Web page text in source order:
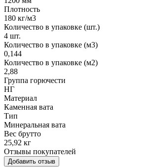
Плотность
180 кг/м3
Количество в упаковке (шт.)
4 шт.
Количество в упаковке (м3)
0,144
Количество в упаковке (м2)
2,88
Группа горючести
НГ
Материал
Каменная вата
Тип
Минеральная вата
Вес брутто
25,92 кг
Отзывы покупателей
Добавить отзыв